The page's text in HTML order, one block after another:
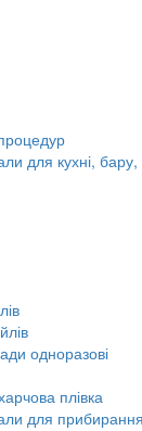
для кухні,
одноразові
плівка
для прибирання